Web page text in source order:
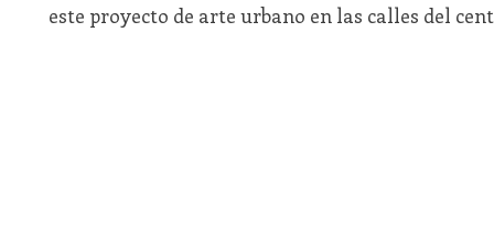
este proyecto de arte urbano en las calles del